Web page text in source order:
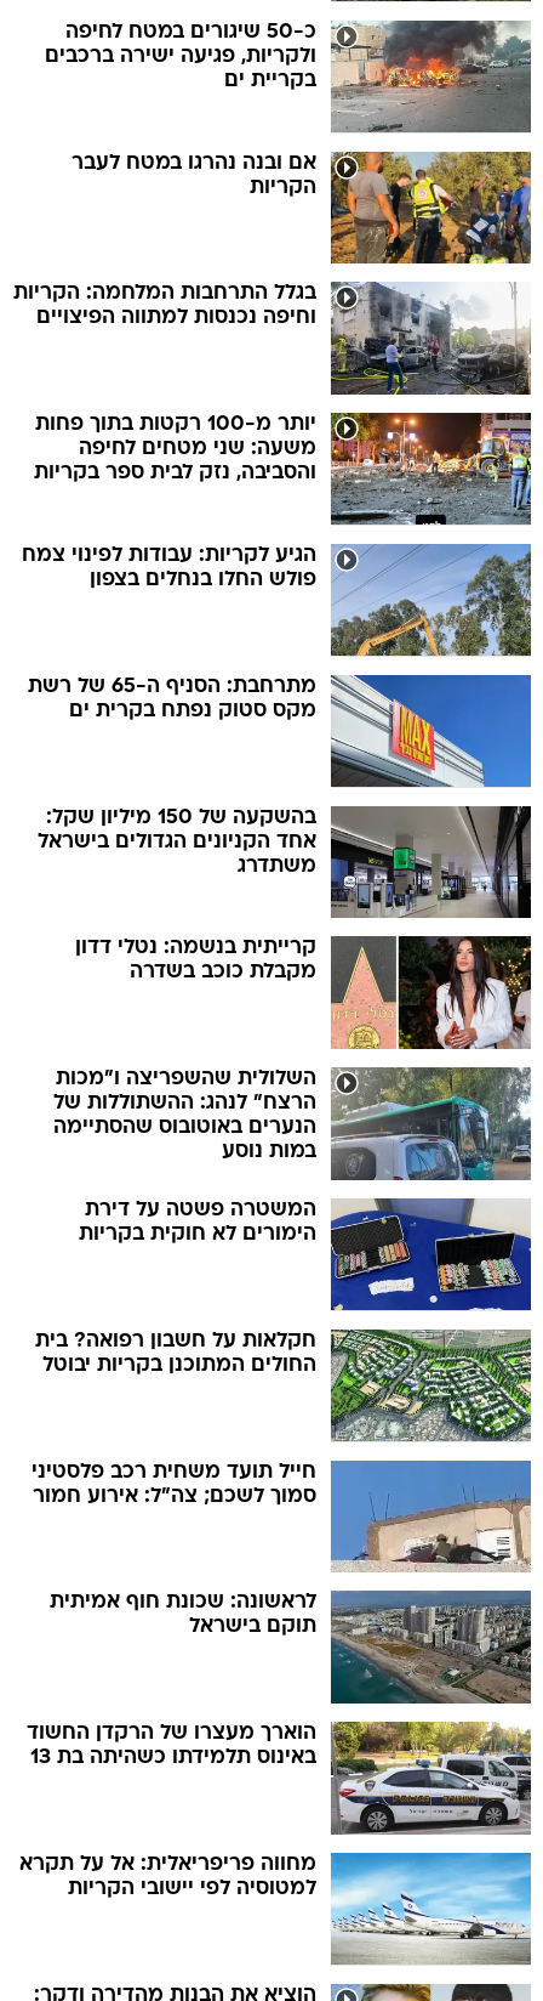
כ-50 שיגורים במטח לחיפה
ולקריות, פגיעה ישירה ברכבים
בקריית ים
אם ובנה נהרגו במטח לעבר
הקריות
בגלל התרחבות המלחמה: הקריות
וחיפה נכנסות למתווה הפיצויים
יותר מ-100 רקטות בתוך פחות
משעה: שני מטחים לחיפה
והסביבה, נזק לבית ספר בקריות
הגיע לקריות: עבודות לפינוי צמח
פולש החלו בנחלים בצפון
מתרחבת: הסניף ה-65 של רשת
מקס סטוק נפתח בקרית ים
בהשקעה של 150 מיליון שקל:
אחד הקניונים הגדולים בישראל
משתדרג
קרייתית בנשמה: נטלי דדון
מקבלת כוכב בשדרה
השלולית שהשפריצה ו"מכות
הרצח" לנהג: ההשתוללות של
הנערים באוטובוס שהסתיימה
במות נוסע
המשטרה פשטה על דירת
הימורים לא חוקית בקריות
חקלאות על חשבון רפואה? בית
החולים המתוכנן בקריות יבוטל
חייל תועד משחית רכב פלסטיני
סמוך לשכם; צה"ל: אירוע חמור
לראשונה: שכונת חוף אמיתית
תוקם בישראל
הוארך מעצרו של הרקדן החשוד
באינוס תלמידתו כשהיתה בת 13
מחווה פריפריאלית: אל על תקרא
למטוסיה לפי יישובי הקריות
הוציא את הבנות מהדירה ודקר: